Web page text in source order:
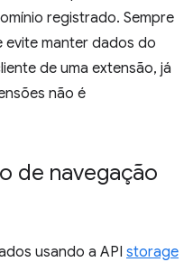
registrado. Sempre
evite manter dados do
de uma extensão, já
não é
de navegação
usando a API storage